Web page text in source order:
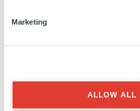
Marketing
ALLOW ALL